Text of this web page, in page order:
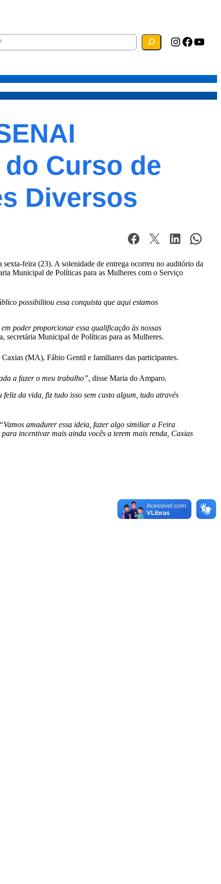
Instagram Facebook YouTube
Curso de
Diversos
feira (23). A solenidade de entrega ocorreu no auditório da
Municipal de Políticas para as Mulheres com o Serviço
possibilitou essa conquista que aqui estamos
poder proporcionar essa qualificação às nossas
secretária Municipal de Políticas para as Mulheres.
(MA), Fábio Gentil e familiares das participantes.
a fazer o meu trabalho”, disse Maria do Amparo.
da vida, fiz tudo isso sem custo algum, tudo através
“Vamos amadurer essa ideia, fazer algo similiar a Feira
incentivar mais ainda vocês a terem mais renda, Caxias